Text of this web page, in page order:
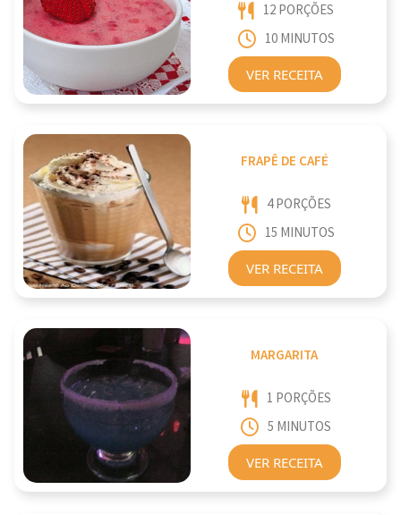
12 PORÇÕES
10 MINUTOS
VER RECEITA
FRAPÊ DE CAFÉ
4 PORÇÕES
15 MINUTOS
VER RECEITA
MARGARITA
1 PORÇÕES
5 MINUTOS
VER RECEITA